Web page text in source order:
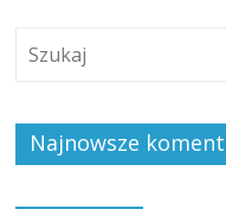
Najnowsze